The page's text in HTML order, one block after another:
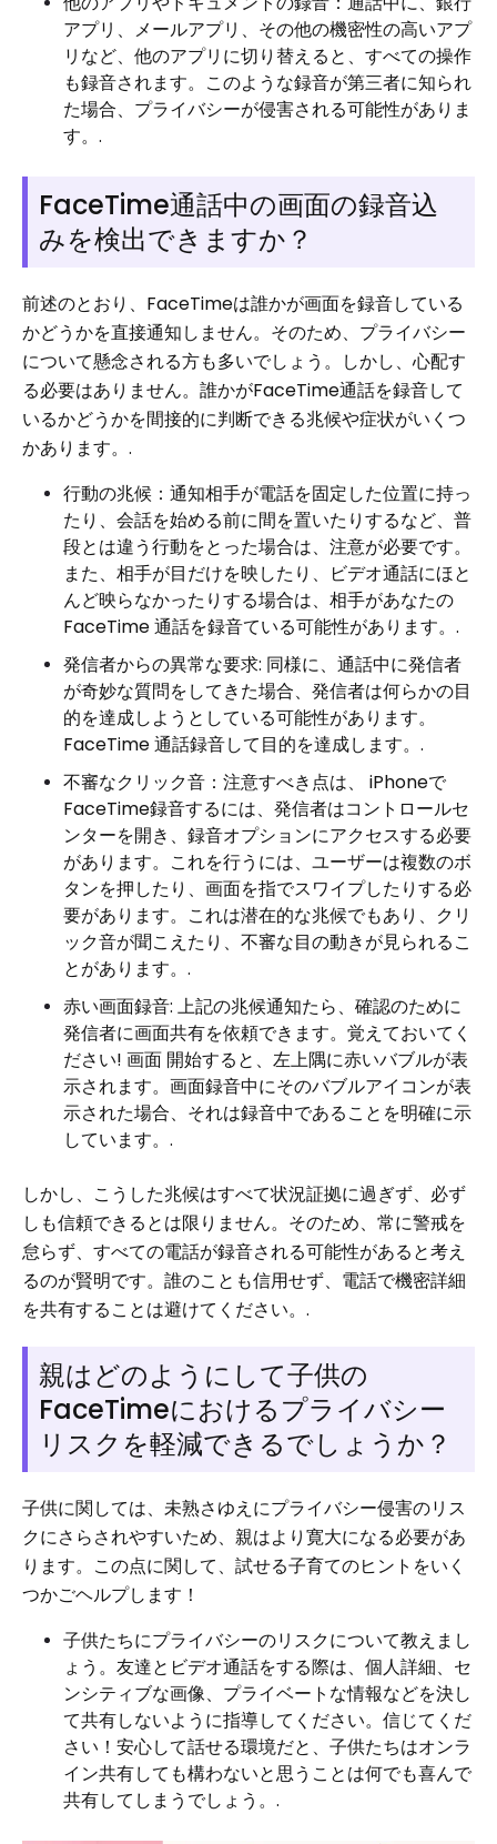
アプリ、メールアプリ、その他の機密性の高いアプ
リなど、他のアプリに切り替えると、すべての操作
も録音されます。このような録音が第三者に知られ
た場合、プライバシーが侵害される可能性がありま
す。.
FaceTime通話中の画面の録音込
みを検出できますか？
前述のとおり、FaceTimeは誰かが画面を録音している
かどうかを直接通知しません。そのため、プライバシー
について懸念される方も多いでしょう。しかし、心配す
る必要はありません。誰かがFaceTime通話を録音して
いるかどうかを間接的に判断できる兆候や症状がいくつ
かあります。.
行動の兆候：通知相手が電話を固定した位置に持っ
たり、会話を始める前に間を置いたりするなど、普
段とは違う行動をとった場合は、注意が必要です。
また、相手が目だけを映したり、ビデオ通話にほと
んど映らなかったりする場合は、相手があなたの
FaceTime 通話を録音ている可能性があります。.
発信者からの異常な要求: 同様に、通話中に発信者
が奇妙な質問をしてきた場合、発信者は何らかの目
的を達成しようとしている可能性があります。
FaceTime 通話録音して目的を達成します。.
不審なクリック音：注意すべき点は、 iPhoneで
FaceTime録音するには、発信者はコントロールセ
ンターを開き、録音オプションにアクセスする必要
があります。これを行うには、ユーザーは複数のボ
タンを押したり、画面を指でスワイプしたりする必
要があります。これは潜在的な兆候でもあり、クリ
ック音が聞こえたり、不審な目の動きが見られるこ
とがあります。.
赤い画面録音: 上記の兆候通知たら、確認のために
発信者に画面共有を依頼できます。覚えておいてく
ださい! 画面 開始すると、左上隅に赤いバブルが表
示されます。画面録音中にそのバブルアイコンが表
示された場合、それは録音中であることを明確に示
しています。.
しかし、こうした兆候はすべて状況証拠に過ぎず、必ず
しも信頼できるとは限りません。そのため、常に警戒を
怠らず、すべての電話が録音される可能性があると考え
るのが賢明です。誰のことも信用せず、電話で機密詳細
を共有することは避けてください。.
親はどのようにして子供の
FaceTimeにおけるプライバシー
リスクを軽減できるでしょうか？
子供に関しては、未熟さゆえにプライバシー侵害のリス
クにさらされやすいため、親はより寛大になる必要があ
ります。この点に関して、試せる子育てのヒントをいく
つかごヘルプします！
子供たちにプライバシーのリスクについて教えまし
ょう。友達とビデオ通話をする際は、個人詳細、セ
ンシティブな画像、プライベートな情報などを決し
て共有しないように指導してください。信じてくだ
さい！安心して話せる環境だと、子供たちはオンラ
イン共有しても構わないと思うことは何でも喜んで
共有してしまうでしょう。.